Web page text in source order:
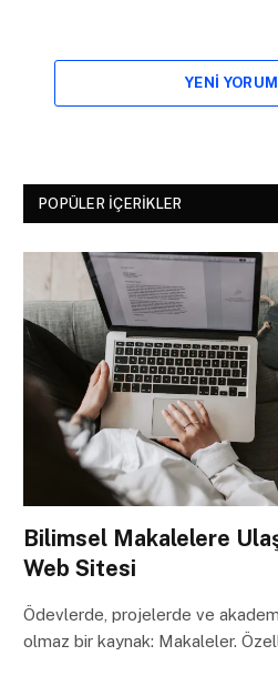
YENI
POPÜLER İÇERIKLER
Bilimsel Makalelere
Web Sitesi
Ödevlerde, projelerde ve
olmaz bir kaynak: Makaleler.